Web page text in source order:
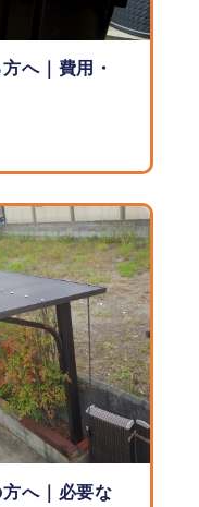
へ｜費用・
へ｜必要な